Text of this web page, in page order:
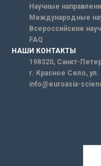
Научные
Международные
Всероссийские
FAQ
НАШИ КОНТАКТЫ
198320, Санкт-
г. Красное Село,
info@euroasia-